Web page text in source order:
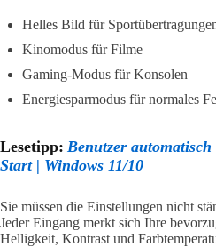
Helles Bild für
Kinomodus für Filme
Gaming-Modus für Konsolen
Energiesparmodus für normales
Lesetipp: Benutzer
Start | Windows 11/10
Sie müssen die Einstellungen nicht
Jeder Eingang merkt sich Ihre
Helligkeit, Kontrast und